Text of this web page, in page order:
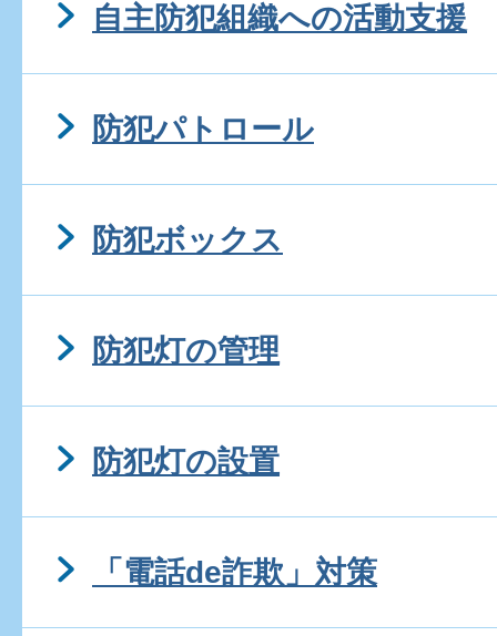
自主防犯組織への活動支援
防犯パトロール
防犯ボックス
防犯灯の管理
防犯灯の設置
「電話de詐欺」対策